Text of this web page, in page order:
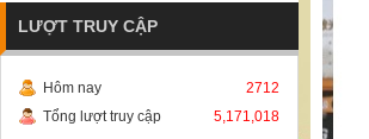
LƯỢT TRUY CẬP
Hôm nay
2712
Tổng lượt truy cập
5,171,018